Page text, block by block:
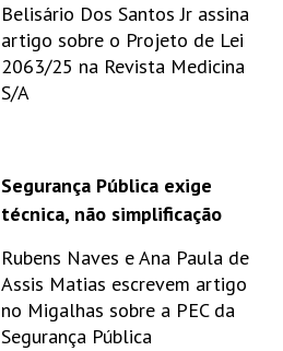
Belisário Dos Santos Jr assina
artigo sobre o Projeto de Lei
2063/25 na Revista Medicina
S/A
Segurança Pública exige
técnica, não simplificação
Rubens Naves e Ana Paula de
Assis Matias escrevem artigo
no Migalhas sobre a PEC da
Segurança Pública